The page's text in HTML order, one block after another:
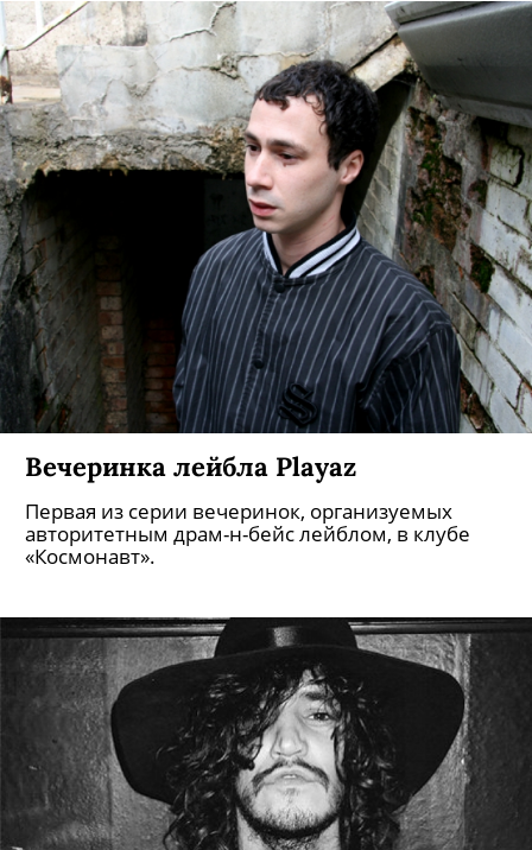
Вечеринка лейбла Playaz
Первая из серии вечеринок, организуемых
авторитетным драм-н-бейс лейблом, в клубе
«Космонавт».